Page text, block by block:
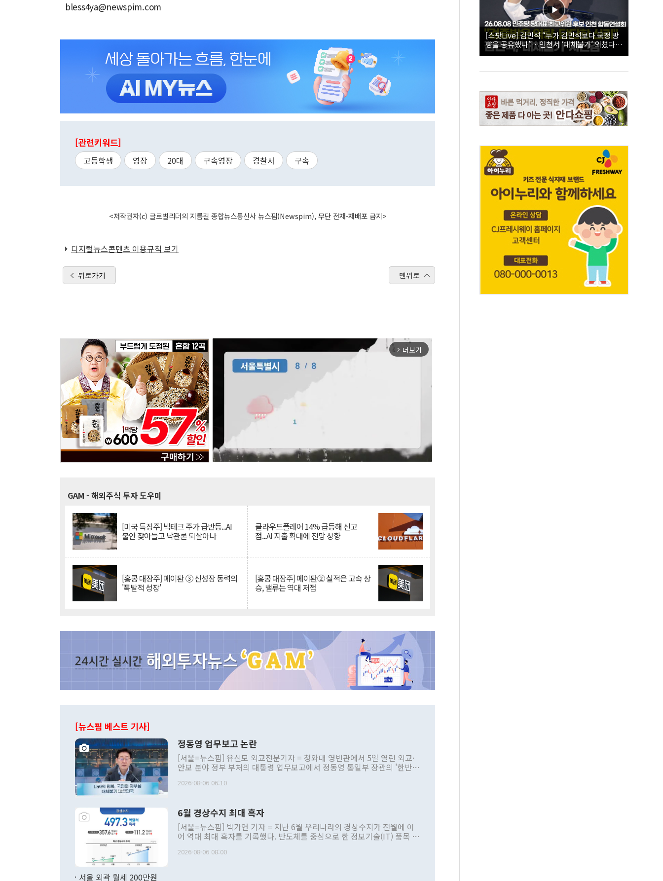
bless4ya@newspim.com
[관련키워드]
고등학생 영장 20대 구속영장 경찰서 구속
<저작권자(c) 글로벌리더의 지름길 종합뉴스통신사 뉴스핌(Newspim), 무단 전재-재배포 금지>
디지털뉴스콘텐츠 이용규칙 보기
뒤로가기 맨위로
arrow_forward_ios 더보기
GAM - 해외주식 투자 도우미
[미국 특징주] 빅테크 주가 급반등...AI
불안 잦아들고 낙관론 되살아나
클라우드플레어 14% 급등해 신고
점...AI 지출 확대에 전망 상향
[홍콩 대장주] 메이퇀 ③ 신성장 동력의
'폭발적 성장'
[홍콩 대장주] 메이퇀② 실적은 고속 상
승, 밸류는 역대 저점
[뉴스핌 베스트 기사]
정동영 업무보고 논란
[서울=뉴스핌] 유신모 외교전문기자 = 청와대 영빈관에서 5일 열린 외교·
안보 분야 정부 부처의 대통령 업무보고에서 정동영 통일부 장관의 '한반도
발언 중에는 정부 내 조율을 거치지 않은 사안을 정책으로 추진하겠다고 공
주의적 희망에 근거한 비현실적 구상'이라는 비판을 내놨다. 그동안 정 장
관의 대북 정책 관련 발언이 물의를 빚은 적은 여러 번 있지만 대통령과 유
관 부처 장관이 공개적으로 부정적 입장을 표명한 것은 이례적이다. 정 장
관의 무리한 대북 접근법과 월권을 제어해야 한다는 목소리도 높아지고 있
다. [정동영 통일부 장관이 지난달 23일 오후 서울 종로구 정부서울청사에
2026-08-06 06:10
6월 경상수지 최대 흑자
[서울=뉴스핌] 박가연 기자 = 지난 6월 우리나라의 경상수지가 전월에 이
어 역대 최대 흑자를 기록했다. 반도체를 중심으로 한 정보기술(IT) 품목 수
료=한국은행] 한국은행이 6일 발표한 '2026년 6월 국제수지(잠정)'에 따르
2026-08-06 08:00
서울 외곽 월세 200만원
[스팟Live] 김민석 “누가 김민석보다 국정 방
향을 공유했나”…인천서 ‘대체불가’ 외쳤다 |
26.08.08 더불어민주당 당대표·최고위원 후